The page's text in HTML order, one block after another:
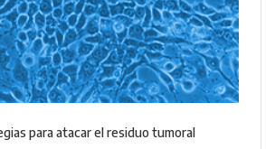
para atacar el residuo tumoral